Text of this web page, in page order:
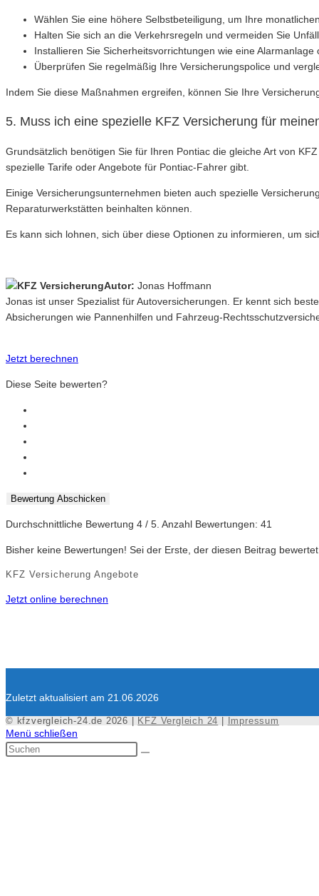
Wählen Sie eine höhere Selbstbeteiligung, um Ihre
Halten Sie sich an die Verkehrsregeln und vermeiden Sie
Installieren Sie Sicherheitsvorrichtungen wie eine
Überprüfen Sie regelmäßig Ihre Versicherungspolice und
Indem Sie diese Maßnahmen ergreifen, können Sie Ihre
5. Muss ich eine spezielle KFZ Versicherung für
Grundsätzlich benötigen Sie für Ihren Pontiac die gleiche Art von
spezielle Tarife oder Angebote für Pontiac-Fahrer gibt.
Einige Versicherungsunternehmen bieten auch spezielle
Reparaturwerkstätten beinhalten können.
Es kann sich lohnen, sich über diese Optionen zu informieren, um
Autor: Jonas Hoffmann
Jonas ist unser Spezialist für Autoversicherungen. Er kennt sich
Absicherungen wie Pannenhilfen und Fahrzeug-
Jetzt berechnen
Diese Seite bewerten?
Bewertung Abschicken
Durchschnittliche Bewertung 4 / 5. Anzahl Bewertungen: 41
Bisher keine Bewertungen! Sei der Erste, der diesen Beitrag
KFZ Versicherung Angebote
Jetzt online berechnen
Zuletzt aktualisiert am 21.06.2026
© kfzvergleich-24.de 2026 | KFZ Vergleich 24 Impressum
Menü schließen